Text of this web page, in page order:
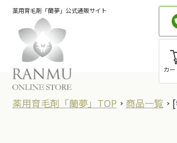
薬用育毛剤「蘭夢」公式通販サイト
カー
薬用育毛剤「蘭夢」TOP 商品一覧